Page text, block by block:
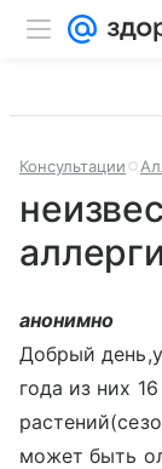
Консультации
анонимно
Добрый
года из них
может быть